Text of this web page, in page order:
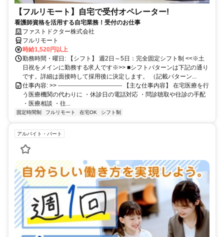
【フルリモート】自宅で受付オペレーター!
看護師資格を活用する自宅業務！受付のお仕事
ファストドクター株式会社
フルリモート
時給1,520円以上
勤務時間・曜日: 【シフト】 週2日～5日：完全固定シフト制 <<※土
日祝をメインに勤務する求人です※>> ■シフトパターンは下記の通り
です。詳細は面接時して採用後に決定します。 （記載パターン...
仕事内容: >> -------------------------------- 【主な仕事内容】 在宅医療を行
う医療機関の代わりに ・休診日の電話対応 ・問診聴取や往診の手配
・医療相談 ・往...
固定時間制 フルリモート 在宅OK シフト制
アルバイト・パート